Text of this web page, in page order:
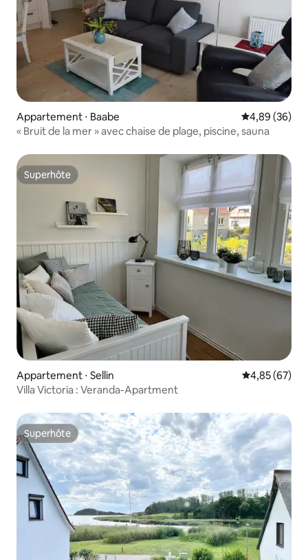
Appartement ⋅ Baabe Évaluation
4,89 (36)
« Bruit de la mer » avec chaise de plage, piscine, sauna
Superhôte
Superhôte
Appartement ⋅ Sellin Évaluation
4,85 (67)
Villa Victoria : Veranda-Apartment
Superhôte
Superhôte